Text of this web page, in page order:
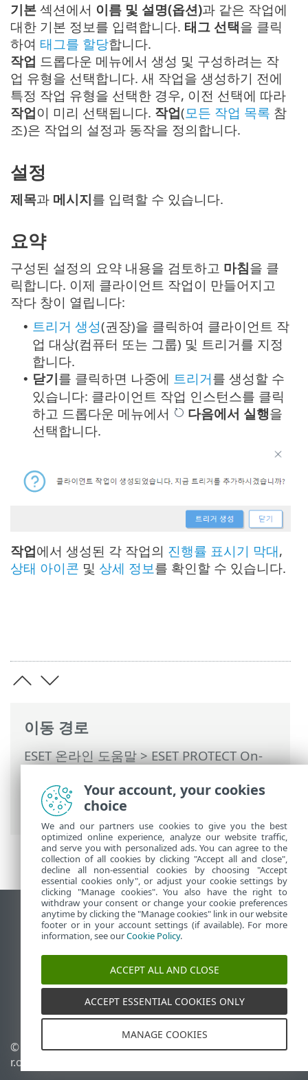
이동 경로
ESET 온라인 도움말>ESET PROTECT On-
ESET PROTECT On-Prem 기본 메뉴>작업
클라이언트 작업
기본 섹션에서 이름 및 설명(옵션)과 같은 작업에
대한 기본 정보를 입력합니다. 태그 선택을 클릭
하여 태그를 할당합니다.
작업 드롭다운 메뉴에서 생성 및 구성하려는 작
업 유형을 선택합니다. 새 작업을 생성하기 전에
특정 작업 유형을 선택한 경우, 이전 선택에 따라
작업이 미리 선택됩니다. 작업(모든 작업 목록 참
조)은 작업의 설정과 동작을 정의합니다.
설정
제목과 메시지를 입력할 수 있습니다.
요약
구성된 설정의 요약 내용을 검토하고 마침을 클
릭합니다. 이제 클라이언트 작업이 만들어지고
작다 창이 열립니다:
• 트리거 생성(권장)을 클릭하여 클라이언트 작
업 대상(컴퓨터 또는 그룹) 및 트리거를 지정
합니다.
• 닫기를 클릭하면 나중에 트리거를 생성할 수
있습니다: 클라이언트 작업 인스턴스를 클릭
하고 드롭다운 메뉴에서
다음에서 실행을
선택합니다.
작업에서 생성된 각 작업의 진행률 표시기 막대,
상태 아이콘 및 상세 정보를 확인할 수 있습니다.
데스크톱 사이트 보기
End of Life
ESET 지식 베이스
ESET Status Portal
국가별 지원
© 1992 - 2026 ESET, spol. s
r.o. - All rights reserved.
쿠키 관리
Your account, your cookies
choice
We and our partners use cookies to give you the best
optimized online experience, analyze our website traffic,
and serve you with personalized ads. You can agree to the
collection of all cookies by clicking "Accept all and close",
decline all non-essential cookies by choosing "Accept
essential cookies only", or adjust your cookie settings by
clicking "Manage cookies". You also have the right to
withdraw your consent or change your cookie preferences
anytime by clicking the "Manage cookies" link in our website
footer or in your account settings (if available). For more
information, see ourCookie Policy.
ACCEPT ALL AND CLOSE
ACCEPT ESSENTIAL COOKIES ONLY
MANAGE COOKIES